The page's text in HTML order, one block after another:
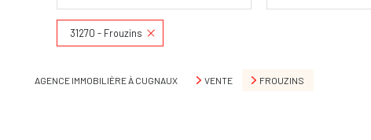
De l'immo pro
31270 - Frouzins
AGENCE IMMOBILIÈRE À CUGNAUX VENTE FROUZINS